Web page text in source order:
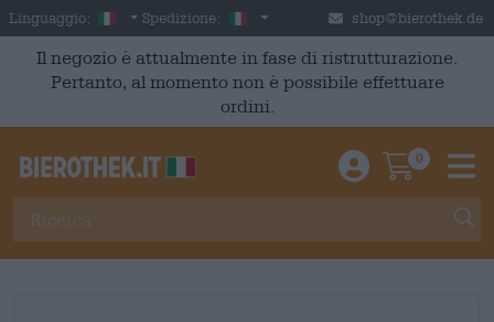
Skip to main content
Linguaggio: Italian
Spedizione: Italia shop@bierothek.de
Il negozio è attualmente in fase di ristrutturazione.
Pertanto, al momento non è possibile effettuare
ordini.
Einloggen /
0